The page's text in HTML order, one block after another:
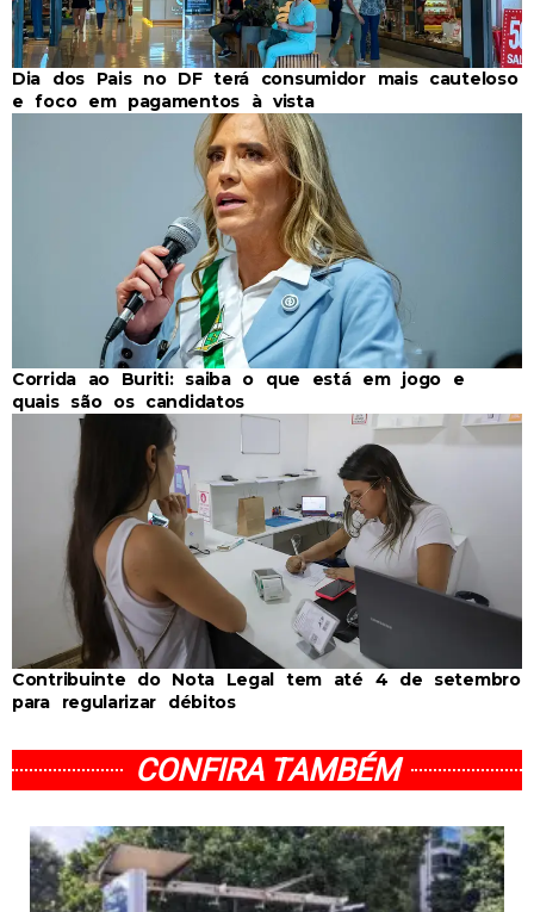
Dia dos Pais no DF terá consumidor mais cauteloso
e foco em pagamentos à vista
Corrida ao Buriti: saiba o que está em jogo e
quais são os candidatos
Contribuinte do Nota Legal tem até 4 de setembro
para regularizar débitos
CONFIRA TAMBÉM